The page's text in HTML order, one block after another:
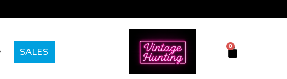
SALES
0